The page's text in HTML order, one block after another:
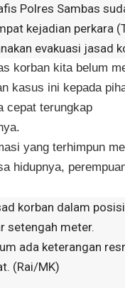
Polres Sambas
kejadian perkara
evakuasi jasad
korban kita belum
kasus ini kepada
cepat terungkap
yang terhimpun
hidupnya,
korban dalam
setengah meter.
ada keterangan
(Rai/MK)